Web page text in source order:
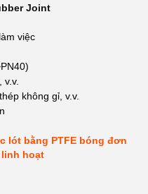
Joint
việc
v.v.
không gỉ, v.v.
lót bằng PTFE bóng đơn
hoạt